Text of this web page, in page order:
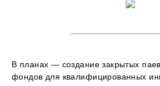
В планах — создание закрытых
фондов для квалифицированных